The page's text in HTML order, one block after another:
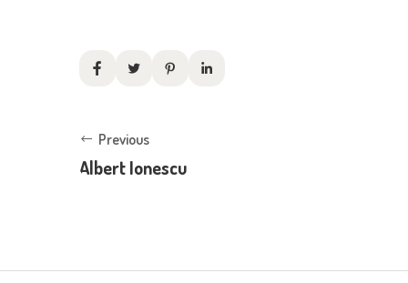
Previous
Albert Ionescu